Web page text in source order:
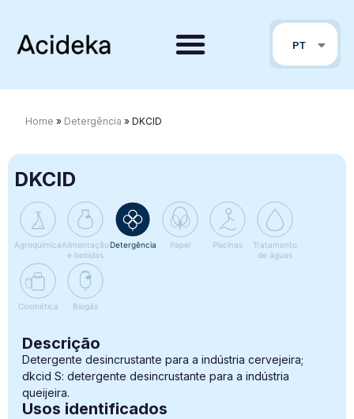
PT
EN
Home » Detergência » DKCID
DKCID
AgroquímicaAlimentação
e bebidas
Detergência Papel Piscinas
Tratamento
de águas
Cosmética Biogás
Descrição
Detergente desincrustante para a indústria cervejeira;
dkcid S: detergente desincrustante para a indústria
queijeira.
Usos identificados